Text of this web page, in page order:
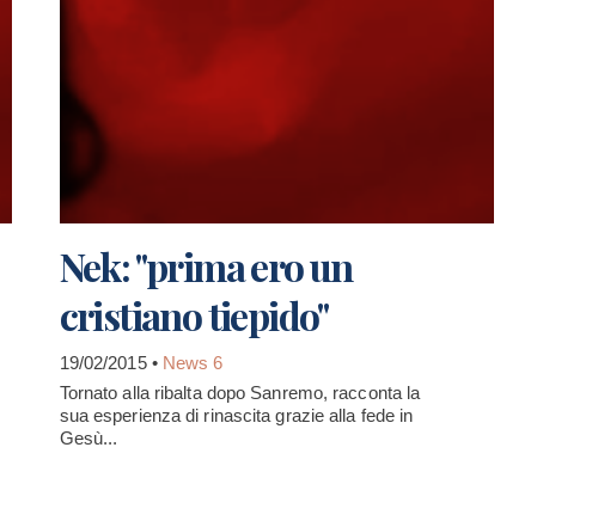
Nek: "prima ero un
cristiano tiepido"
19/02/2015 • News 6
Tornato alla ribalta dopo Sanremo, racconta la
sua esperienza di rinascita grazie alla fede in
Gesù...